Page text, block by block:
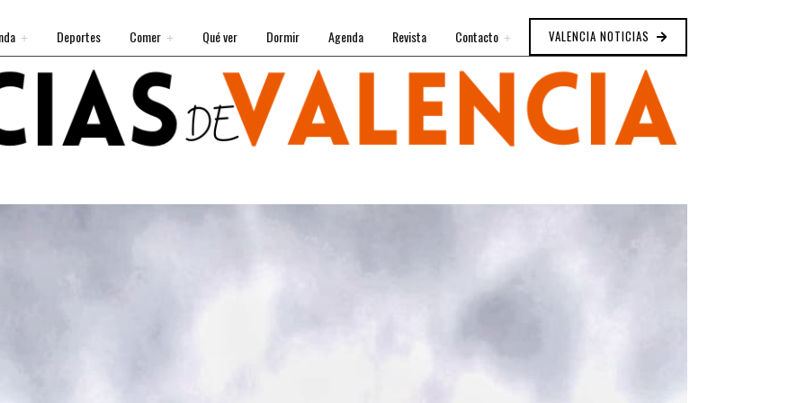
Deportes Comer Qué ver Dormir Agenda Revista Contacto VALENCIA NOTICIAS